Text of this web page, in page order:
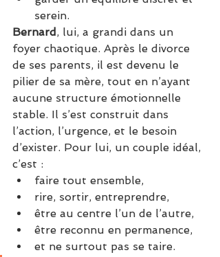
serein.
Bernard, lui, a grandi dans un
foyer chaotique. Après le divorce
de ses parents, il est devenu le
pilier de sa mère, tout en n’ayant
aucune structure émotionnelle
stable. Il s’est construit dans
l’action, l’urgence, et le besoin
d’exister. Pour lui, un couple idéal,
c’est :
faire tout ensemble,
rire, sortir, entreprendre,
être au centre l’un de l’autre,
être reconnu en permanence,
et ne surtout pas se taire.